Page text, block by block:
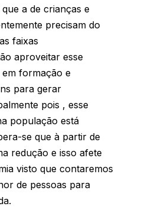
a de crianças e
precisam do
faixas
aproveitar esse
formação e
para gerar
pois , esse
população está
se que à partir de
redução e isso afete
visto que contaremos
de pessoas para